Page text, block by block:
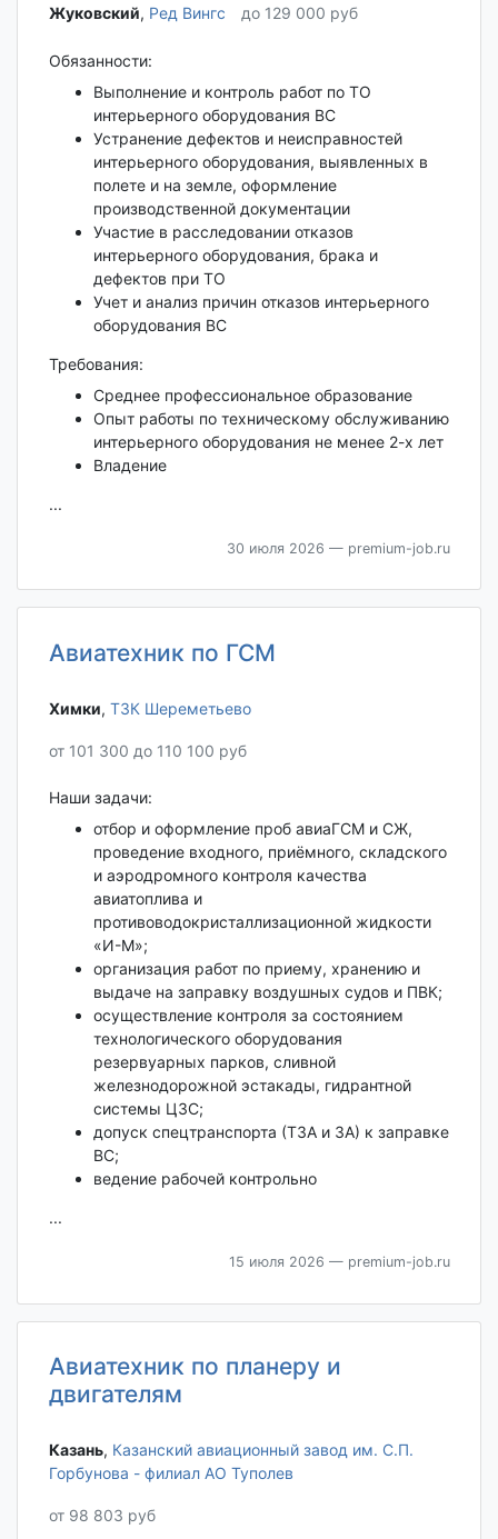
Жуковский‎, Ред Вингс до 129 000 руб
Обязанности:
Выполнение и контроль работ по ТО
интерьерного оборудования ВС
Устранение дефектов и неисправностей
интерьерного оборудования, выявленных в
полете и на земле, оформление
производственной документации
Участие в расследовании отказов
интерьерного оборудования, брака и
дефектов при ТО
Учет и анализ причин отказов интерьерного
оборудования ВС
Требования:
Среднее профессиональное образование
Опыт работы по техническому обслуживанию
интерьерного оборудования не менее 2-х лет
Владение
...
30 июля 2026 — premium-job.ru
Авиатехник по ГСМ
Химки‎, ТЗК Шереметьево
от 101 300 до 110 100 руб
Наши задачи:
отбор и оформление проб авиаГСМ и СЖ,
проведение входного, приёмного, складского
и аэродромного контроля качества
авиатоплива и
противоводокристаллизационной жидкости
«И-М»;
организация работ по приему, хранению и
выдаче на заправку воздушных судов и ПВК;
осуществление контроля за состоянием
технологического оборудования
резервуарных парков, сливной
железнодорожной эстакады, гидрантной
системы ЦЗС;
допуск спецтранспорта (ТЗА и ЗА) к заправке
ВС;
ведение рабочей контрольно
...
15 июля 2026 — premium-job.ru
Авиатехник по планеру и
двигателям
Казань‎, Казанский авиационный завод им. С.П.
Горбунова - филиал АО Туполев
от 98 803 руб